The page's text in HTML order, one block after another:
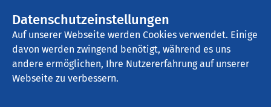
Datenschutzeinstellungen
Auf unserer Webseite werden Cookies verwendet. Einige
davon werden zwingend benötigt, während es uns
andere ermöglichen, Ihre Nutzererfahrung auf unserer
Webseite zu verbessern.
AMEOS Poliklinikum Harsewinkel